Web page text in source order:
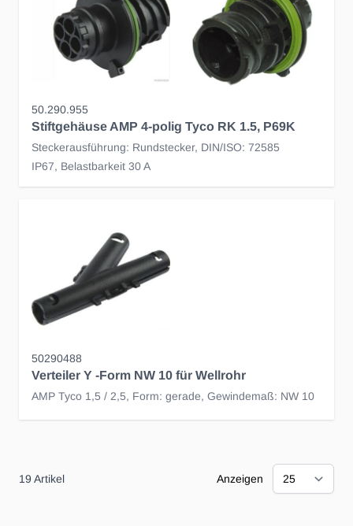
50.290.955
Stiftgehäuse AMP 4-polig Tyco RK 1.5, P69K
Steckerausführung: Rundstecker, DIN/ISO: 72585
IP67, Belastbarkeit 30 A
50290488
Verteiler Y -Form NW 10 für Wellrohr
AMP Tyco 1,5 / 2,5, Form: gerade, Gewindemaß: NW 10
19 Artikel Anzeigen